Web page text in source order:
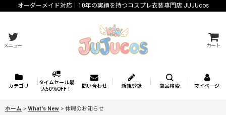
オーダーメイド対応｜10年の実績を持つコスプレ衣装専門店 JUJUcos
メニュー カート
カテゴリ
タイムセール最
大50％OFF！
問い合わせ 新規登録 商品検索 マイページ
ホーム > What's New > 休暇のお知らせ